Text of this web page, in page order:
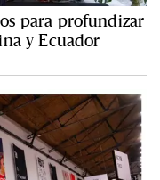
para profundizar
y Ecuador